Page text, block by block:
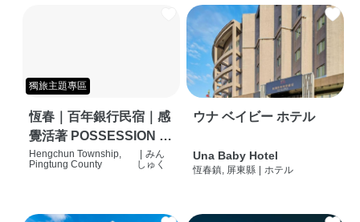
獨旅主題專區
恆春｜百年銀行民宿｜感
覺活著 POSSESSION |
背包客棧 | 恆春必住特色
Hengchun Township,
Pingtung County
みん
しゅく
ウナ ベイビー ホテル
Una Baby Hotel
恆春鎮, 屏東縣 ホテル